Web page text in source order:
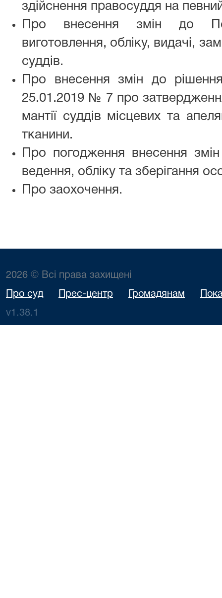
здійснення правосуддя на
Про внесення змін до
виготовлення, обліку, видачі,
суддів.
Про внесення змін до
25.01.2019 № 7 про
мантії суддів місцевих та
тканини.
Про погодження внесення
ведення, обліку та зберігання
Про заохочення.
2026 © Всі права захищені
Про суд Прес-центр Громадянам
v1.38.1